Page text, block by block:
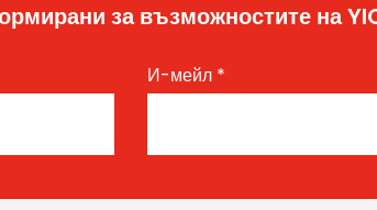
за възможностите на
И-мейл *